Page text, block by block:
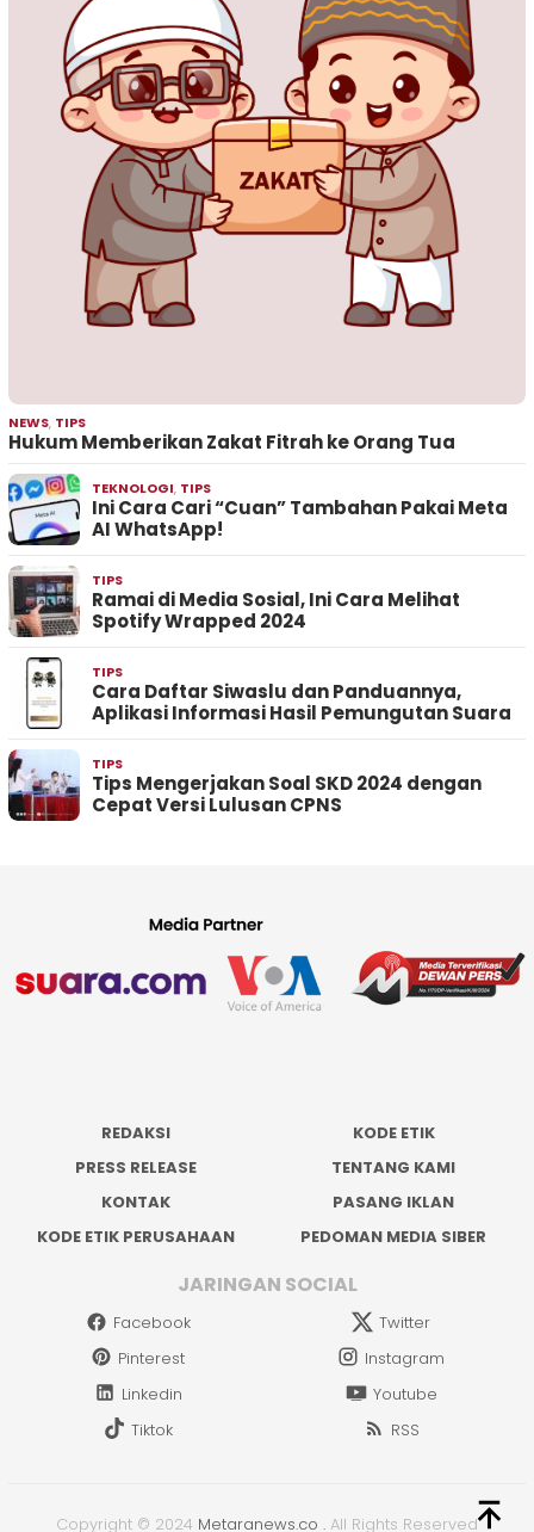
NEWS, TIPS
Hukum Memberikan Zakat Fitrah ke Orang Tua
TEKNOLOGI, TIPS
Ini Cara Cari “Cuan” Tambahan Pakai Meta
AI WhatsApp!
TIPS
Ramai di Media Sosial, Ini Cara Melihat
Spotify Wrapped 2024
TIPS
Cara Daftar Siwaslu dan Panduannya,
Aplikasi Informasi Hasil Pemungutan Suara
TIPS
Tips Mengerjakan Soal SKD 2024 dengan
Cepat Versi Lulusan CPNS
REDAKSI
KODE ETIK
PRESS RELEASE
TENTANG KAMI
KONTAK
PASANG IKLAN
KODE ETIK PERUSAHAAN
PEDOMAN MEDIA SIBER
JARINGAN SOCIAL
Facebook
Twitter
Pinterest
Instagram
Linkedin
Youtube
Tiktok
RSS
Copyright © 2024 Metaranews.co . All Rights Reserved